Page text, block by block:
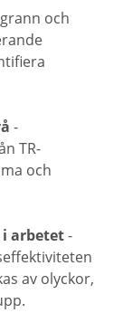
och
-
TR-
och
arbetet-
av olyckor,